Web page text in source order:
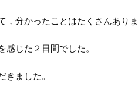
分かったことはたくさんありま
じた２日間でした。
きました。